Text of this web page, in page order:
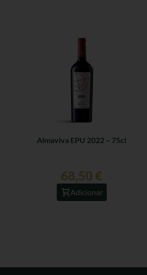
Almaviva EPU 2022 – 75cl
68,50 €
Adicionar